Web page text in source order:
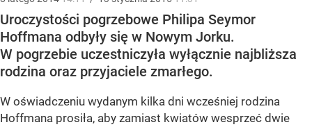
Uroczystości pogrzebowe Philipa Seymor
Hoffmana odbyły się w Nowym Jorku.
W pogrzebie uczestniczyła wyłącznie najbliższa
rodzina oraz przyjaciele zmarłego.
W oświadczeniu wydanym kilka dni wcześniej rodzina
Hoffmana prosiła, aby zamiast kwiatów wesprzeć dwie